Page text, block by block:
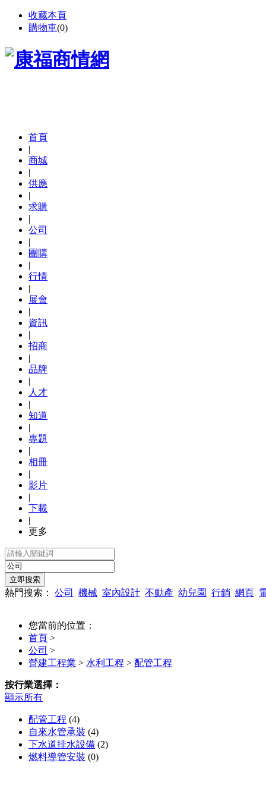
收藏本頁
購物車(0)
首頁
|
商城
|
供應
|
求購
|
公司
|
團購
|
行情
|
展會
|
資訊
|
招商
|
品牌
|
人才
|
知道
|
專題
|
相冊
|
影片
|
下載
|
更多
熱門搜索： 公司 機械 室內設計 不動產 幼兒園 行銷 網頁
您當前的位置：
首頁 >
公司 >
營建工程業 > 水利工程 > 配管工程
按行業選擇：
顯示所有
配管工程 (4)
自來水管承裝 (4)
下水道排水設備 (2)
燃料導管安裝 (0)